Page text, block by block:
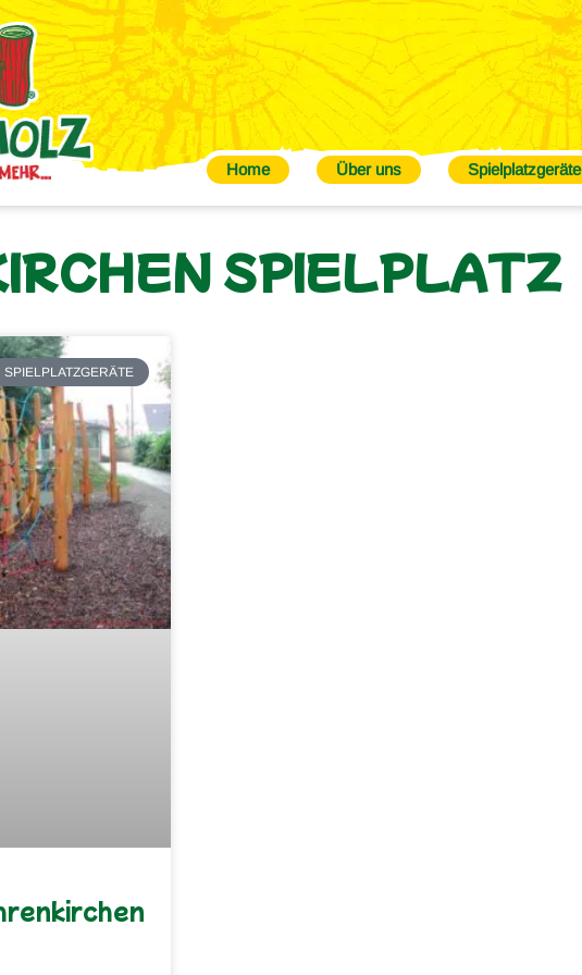
Home Über uns Spielplatzgeräte
SPIELPLATZ
SPIELPLATZGERÄTE